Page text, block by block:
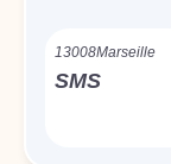
13008Marseille
SMS